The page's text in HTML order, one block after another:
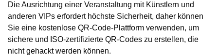
Die Ausrichtung einer Veranstaltung mit Künstlern und
anderen VIPs erfordert höchste Sicherheit, daher können
Sie eine kostenlose QR-Code-Plattform verwenden, um
sichere und ISO-zertifizierte QR-Codes zu erstellen, die
nicht gehackt werden können.